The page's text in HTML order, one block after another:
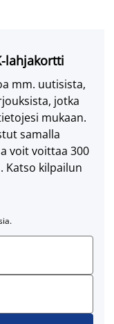
lahjakortti
mm. uutisista,
jotka
mukaan.
samalla
voit voittaa 300
Katso kilpailun